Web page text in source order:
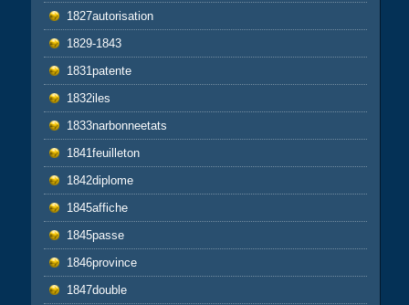
1827autorisation
1829-1843
1831patente
1832iles
1833narbonneetats
1841feuilleton
1842diplome
1845affiche
1845passe
1846province
1847double